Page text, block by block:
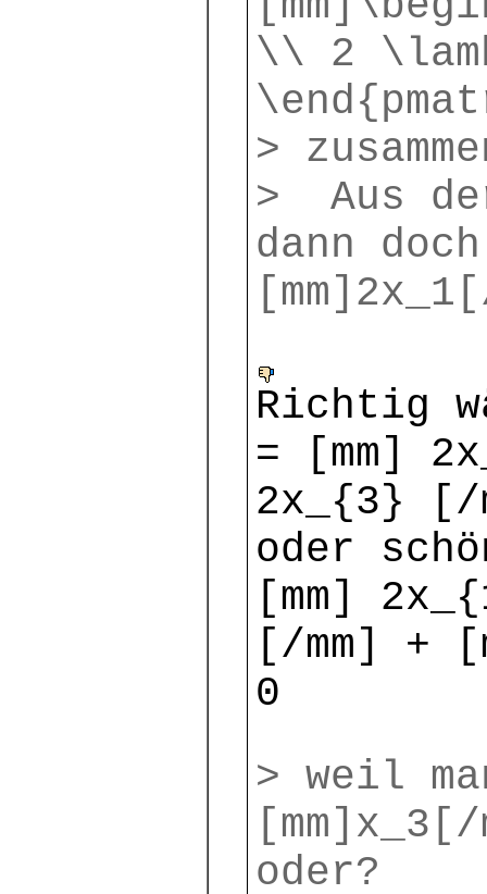
\\ 2
>
> Aus
dann
Richtig
= [mm]
2x_{3} [/
oder
[mm]
[/mm] +
0
> weil
oder?